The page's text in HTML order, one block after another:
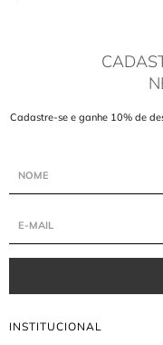
Cadastre-se e ganhe 10% de
INSTITUCIONAL